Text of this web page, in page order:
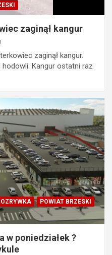
zaginął kangur
zaginął kangur.
Kangur ostatni raz
POWIAT BRZESKI
w poniedziałek ?